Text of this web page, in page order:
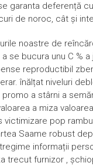
garanta deferență
de noroc, cât și
noastre de
se bucura unu C %
reproductibil
înălțat niveluri
a stârni a
a miza
pop
Saame robust
informații
​​trecut furnizor ,